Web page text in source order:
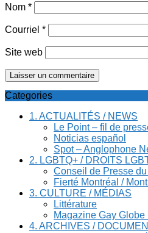
Nom *
Courriel *
Site web
Categories
1. ACTUALITÉS / NEWS
Le Point – fil de
Noticias español
Spot – Anglophone
2. LGBTQ+ / DROITS
Conseil de Presse
Fierté Montréal /
3. CULTURE / MÉDIAS
Littérature
Magazine Gay Globe
4. ARCHIVES /